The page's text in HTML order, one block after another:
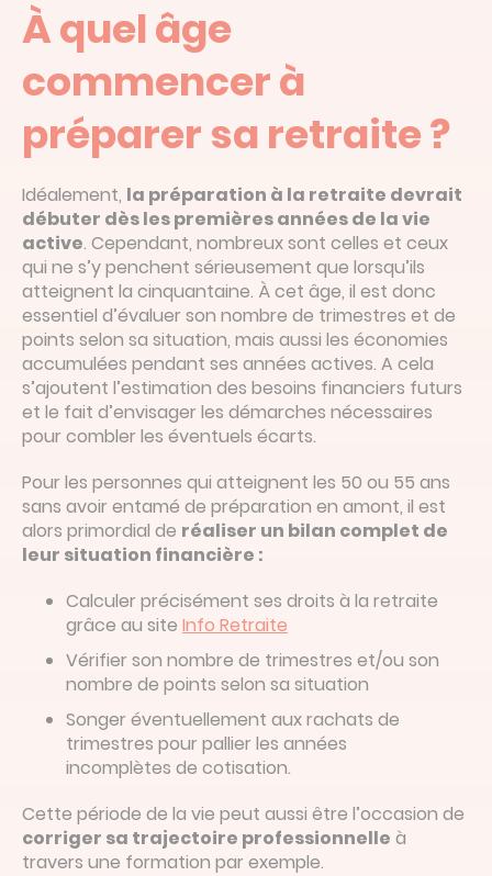
À quel âge
commencer à
préparer sa retraite ?
Idéalement, la préparation à la retraite devrait
débuter dès les premières années de la vie
active. Cependant, nombreux sont celles et ceux
qui ne s’y penchent sérieusement que lorsqu’ils
atteignent la cinquantaine. À cet âge, il est donc
essentiel d’évaluer son nombre de trimestres et de
points selon sa situation, mais aussi les économies
accumulées pendant ses années actives. A cela
s’ajoutent l’estimation des besoins financiers futurs
et le fait d’envisager les démarches nécessaires
pour combler les éventuels écarts.
Pour les personnes qui atteignent les 50 ou 55 ans
sans avoir entamé de préparation en amont, il est
alors primordial de réaliser un bilan complet de
leur situation financière :
Calculer précisément ses droits à la retraite
grâce au site Info Retraite
Vérifier son nombre de trimestres et/ou son
nombre de points selon sa situation
Songer éventuellement aux rachats de
trimestres pour pallier les années
incomplètes de cotisation.
Cette période de la vie peut aussi être l’occasion de
corriger sa trajectoire professionnelle à
travers une formation par exemple.